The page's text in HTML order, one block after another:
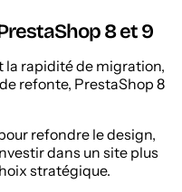
8 et 9
la rapidité de migration,
refonte, PrestaShop 8
refondre le design,
dans un site plus
stratégique.